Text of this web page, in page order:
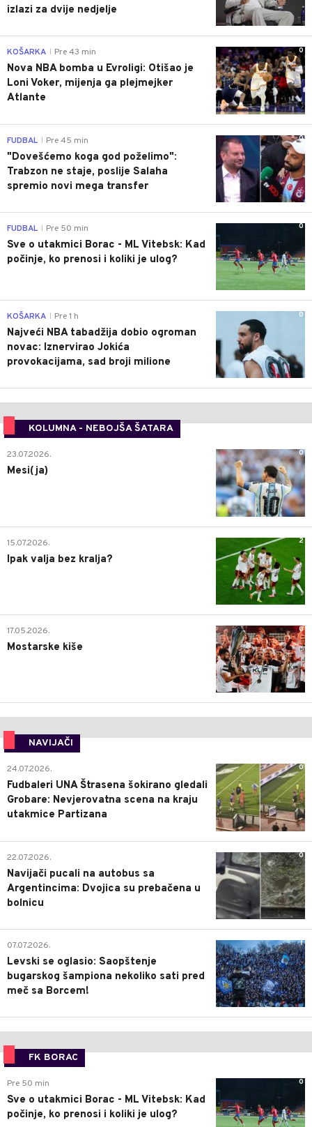
izlazi za dvije nedjelje
0
KOŠARKA Pre 43 min
Nova NBA bomba u Evroligi: Otišao je
Loni Voker, mijenja ga plejmejker
Atlante
0
FUDBAL Pre 45 min
"Dovešćemo koga god poželimo":
Trabzon ne staje, poslije Salaha
spremio novi mega transfer
0
FUDBAL Pre 50 min
Sve o utakmici Borac - ML Vitebsk: Kad
počinje, ko prenosi i koliki je ulog?
0
KOŠARKA Pre 1 h
Najveći NBA tabadžija dobio ogroman
novac: Iznervirao Jokića
provokacijama, sad broji milione
KOLUMNA - NEBOJŠA ŠATARA
0
23.07.2026.
Mesi(ja)
2
15.07.2026.
Ipak valja bez kralja?
0
17.05.2026.
Mostarske kiše
NAVIJAČI
0
24.07.2026.
Fudbaleri UNA Štrasena šokirano gledali
Grobare: Nevjerovatna scena na kraju
utakmice Partizana
0
22.07.2026.
Navijači pucali na autobus sa
Argentincima: Dvojica su prebačena u
bolnicu
1
07.07.2026.
Levski se oglasio: Saopštenje
bugarskog šampiona nekoliko sati pred
meč sa Borcem!
FK BORAC
0
Pre 50 min
Sve o utakmici Borac - ML Vitebsk: Kad
počinje, ko prenosi i koliki je ulog?